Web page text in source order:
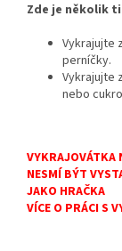
Zde je několik
Vykrajujte
perníčky.
Vykrajujte
nebo
VYKRAJOVÁTKA
NESMÍ BÝT
JAKO HRAČKA
VÍCE O PRÁCI S